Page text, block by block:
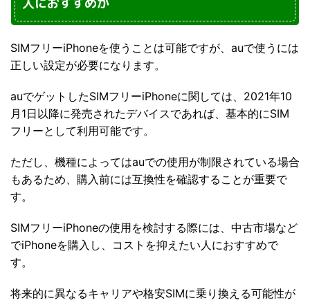
SIMフリーiPhoneを使うことは可能ですが、auで使うには
正しい設定が必要になります。
auでゲットしたSIMフリーiPhoneに関しては、2021年10
月1日以降に発売されたデバイスであれば、基本的にSIM
フリーとして利用可能です。
ただし、機種によってはauでの使用が制限されている場合
もあるため、購入前には互換性を確認することが重要で
す。
SIMフリーiPhoneの使用を検討する際には、中古市場など
でiPhoneを購入し、コストを抑えたい人におすすめで
す。
将来的に異なるキャリアや格安SIMに乗り換える可能性が